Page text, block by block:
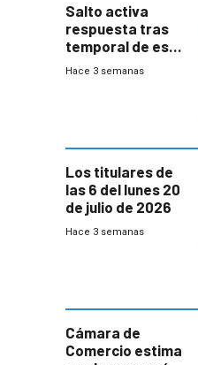
Salto activa
respuesta tras
temporal de este
sábado con
Hace 3 semanas
Los titulares de
las 6 del lunes 20
de julio de 2026
Hace 3 semanas
Cámara de
Comercio estima